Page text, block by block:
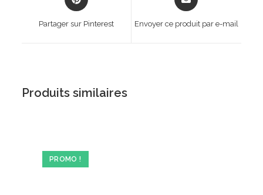
in
Partager sur Pinterest
in
new
Envoyer ce produit par e-mail
Produits similaires
PROMO !